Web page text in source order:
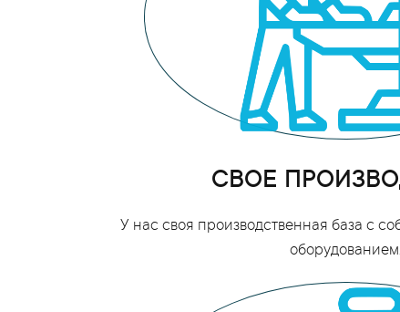
СВОЕ
У нас своя производственная база с
оборудованием.